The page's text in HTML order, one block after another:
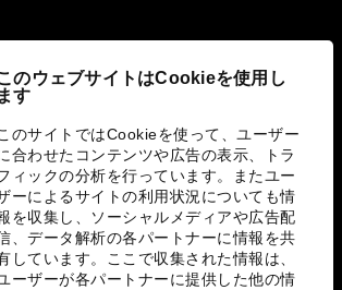
のウェブサイトはCookieを使用し
ます
のサイトではCookieを使って、ユーザー
合わせたコンテンツや広告の表示、トラ
ィックの分析を行っています。またユー
ーによるサイトの利用状況についても情
を収集し、ソーシャルメディアや広告配
、データ解析の各パートナーに情報を共
しています。ここで収集された情報は、
ーザーが各パートナーに提供した他の情
への取り組み
)
語